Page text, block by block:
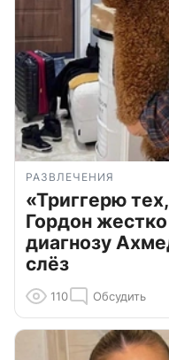
РАЗВЛЕЧЕНИЯ
«Триггерю
Гордон
диагнозу
слёз
110 Обсудить